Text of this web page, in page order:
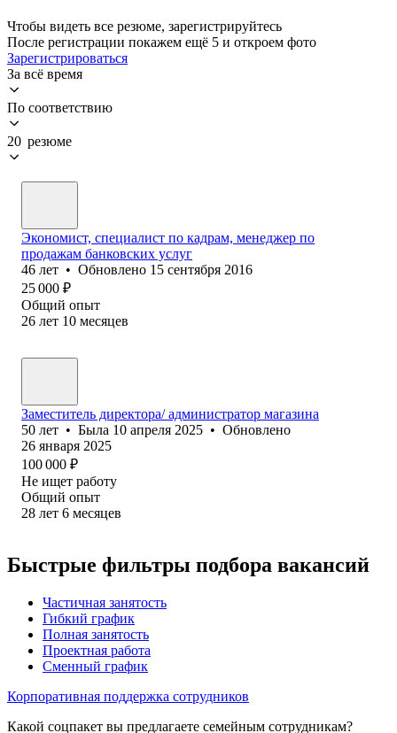
Чтобы видеть все резюме, зарегистрируйтесь
После регистрации покажем ещё 5 и откроем фото
Зарегистрироваться
За всё время
По соответствию
20 резюме
Экономист, специалист по кадрам, менеджер по
продажам банковских услуг
46 лет • Обновлено 15 сентября 2016
25 000 ₽
Общий опыт
26 лет 10 месяцев
Заместитель директора/ администратор магазина
50 лет • Была 10 апреля 2025 • Обновлено
26 января 2025
100 000 ₽
Не ищет работу
Общий опыт
28 лет 6 месяцев
Быстрые фильтры подбора вакансий
Частичная занятость
Гибкий график
Полная занятость
Проектная работа
Сменный график
Корпоративная поддержка сотрудников
Какой соцпакет вы предлагаете семейным сотрудникам?